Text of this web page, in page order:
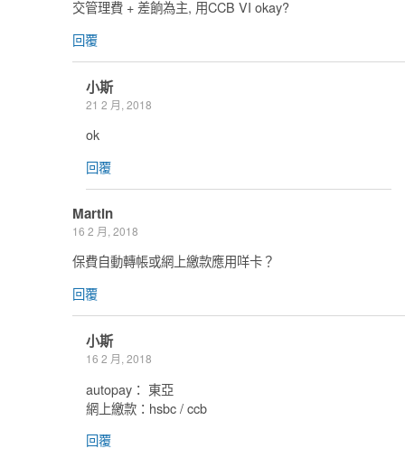
交管理費 + 差餉為主, 用CCB VI okay?
回覆
小斯
21 2 月, 2018
ok
回覆
Martin
16 2 月, 2018
保費自動轉帳或網上繳款應用咩卡？
回覆
小斯
16 2 月, 2018
autopay： 東亞
網上繳款：hsbc / ccb
回覆